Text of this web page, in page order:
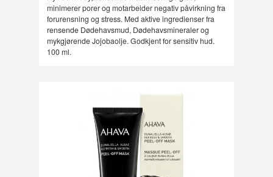
minimerer porer og motarbeider negativ påvirkning fra
forurensning og stress. Med aktive ingredienser fra
rensende Dødehavsmud, Dødehavsmineraler og
mykgjørende Jojobaolje. Godkjent for sensitiv hud.
100 ml.